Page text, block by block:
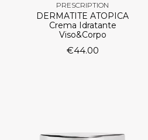
PRESCRIPTION
DERMATITE ATOPICA
Crema Idratante
Viso&Corpo
€44.00